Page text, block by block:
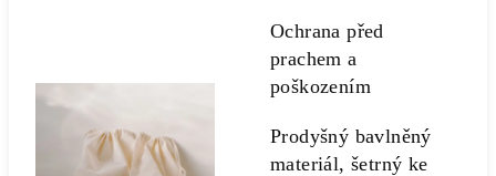
Ochrana před
prachem a
poškozením
Prodyšný bavlněný
materiál, šetrný ke